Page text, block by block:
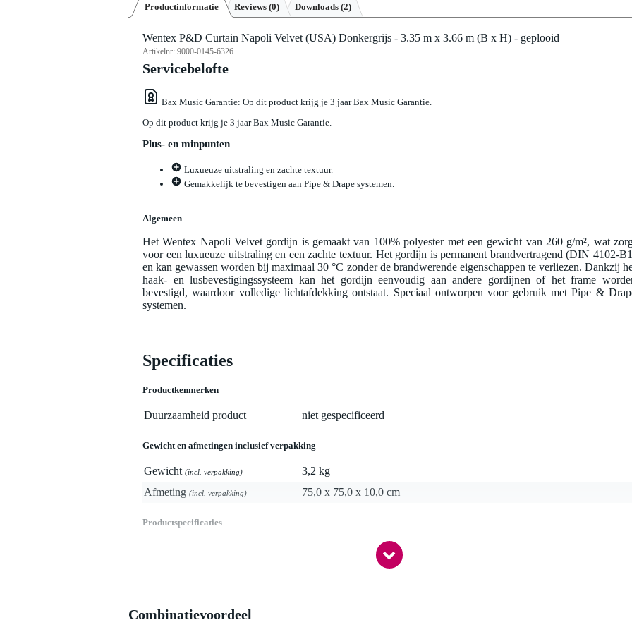
Productinformatie Reviews (0) Downloads (2)
Wentex P&D Curtain Napoli Velvet (USA) Donkergrijs - 3.35 m x 3.66 m (B x H) - geplooid
Artikelnr: 9000-0145-6326
Servicebelofte
Bax Music Garantie: Op dit product krijg je 3 jaar Bax Music Garantie.
Op dit product krijg je 3 jaar Bax Music Garantie.
Plus- en minpunten
Luxueuze uitstraling en zachte textuur.
Gemakkelijk te bevestigen aan Pipe & Drape systemen.
Algemeen
Het Wentex Napoli Velvet gordijn is gemaakt van 100% polyester met een gewicht van 260 g/m², wat
voor een luxueuze uitstraling en een zachte textuur. Het gordijn is permanent brandvertragend (DIN 4102-
en kan gewassen worden bij maximaal 30 °C zonder de brandwerende eigenschappen te verliezen. Dankzij
haak- en lusbevestigingssysteem kan het gordijn eenvoudig aan andere gordijnen of het frame
bevestigd, waardoor volledige lichtafdekking ontstaat. Speciaal ontworpen voor gebruik met Pipe &
systemen.
Specificaties
Productkenmerken
Duurzaamheid product niet gespecificeerd
Gewicht en afmetingen inclusief verpakking
Gewicht (incl. verpakking)
3,2 kg
Afmeting (incl. verpakking) 75,0 x 75,0 x 10,0 cm
Productspecificaties
stofgewicht: 260 g/m² (0,852 oz/ft²)
kleur: donkergrijs
Combinatievoordeel